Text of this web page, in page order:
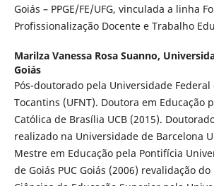
Goiás – PPGE/FE/UFG, vinculada a linha
Profissionalização Docente e Trabalho
Marilza Vanessa Rosa Suanno,
Goiás
Pós-doutorado pela Universidade
Tocantins (UFNT). Doutora em Educação
Católica de Brasília UCB (2015).
realizado na Universidade de Barcelona
Mestre em Educação pela Pontifícia
de Goiás PUC Goiás (2006) revalidação